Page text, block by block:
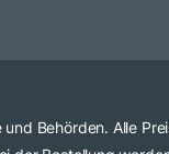
Behörden. Alle